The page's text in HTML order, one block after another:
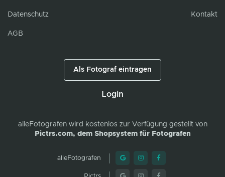
Datenschutz
AGB
Kontakt
Als Fotograf eintragen
Login
alleFotografenwird kostenlos zur Verfügung gestellt von
Pictrs.com, dem Shopsystem für Fotografen
alleFotografen